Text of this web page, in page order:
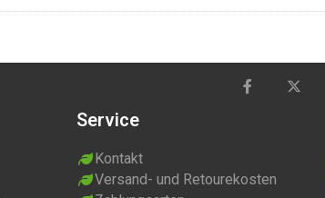
Service
Kontakt
Versand- und Retourekosten